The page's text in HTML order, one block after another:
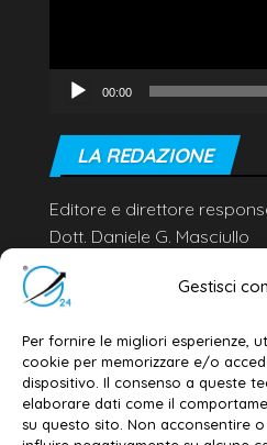
Gestisci
Per fornire le migliori esperienze,
cookie per memorizzare e/o
dispositivo. Il consenso a queste
elaborare dati come il
su questo sito. Non acconsentire
00:00
LA REDAZIONE
Editore e direttore
Dott. Daniele G. Masciullo
Email:
Contatti
Privacy policy–Cookie
© 2020-2026 |